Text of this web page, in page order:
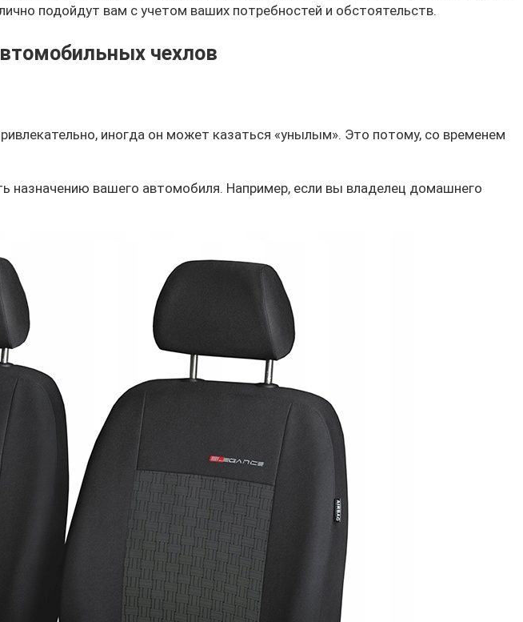
подойдут вам с учетом ваших потребностей и обстоятельств.
чехлов
иногда он может казаться «унылым». Это потому, со временем
вашего автомобиля. Например, если вы владелец домашнего